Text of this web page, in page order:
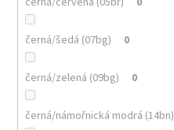
černá/šedá (07bg) 0
černá/zelená (09bg) 0
černá/námořnická modrá (14bn)